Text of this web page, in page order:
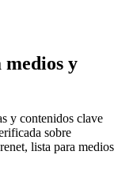
y
y contenidos clave
sobre
lista para medios